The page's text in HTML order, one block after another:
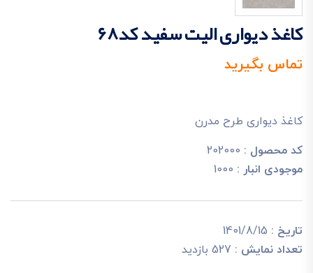
کاغذ دیواری الیت سفید کد68
تماس بگیرید
کاغذ دیواری طرح مدرن
کد محصول : 202000
موجودی انبار : 1000
تاریخ : 1401/8/15
تعداد نمایش : 527 بازدید